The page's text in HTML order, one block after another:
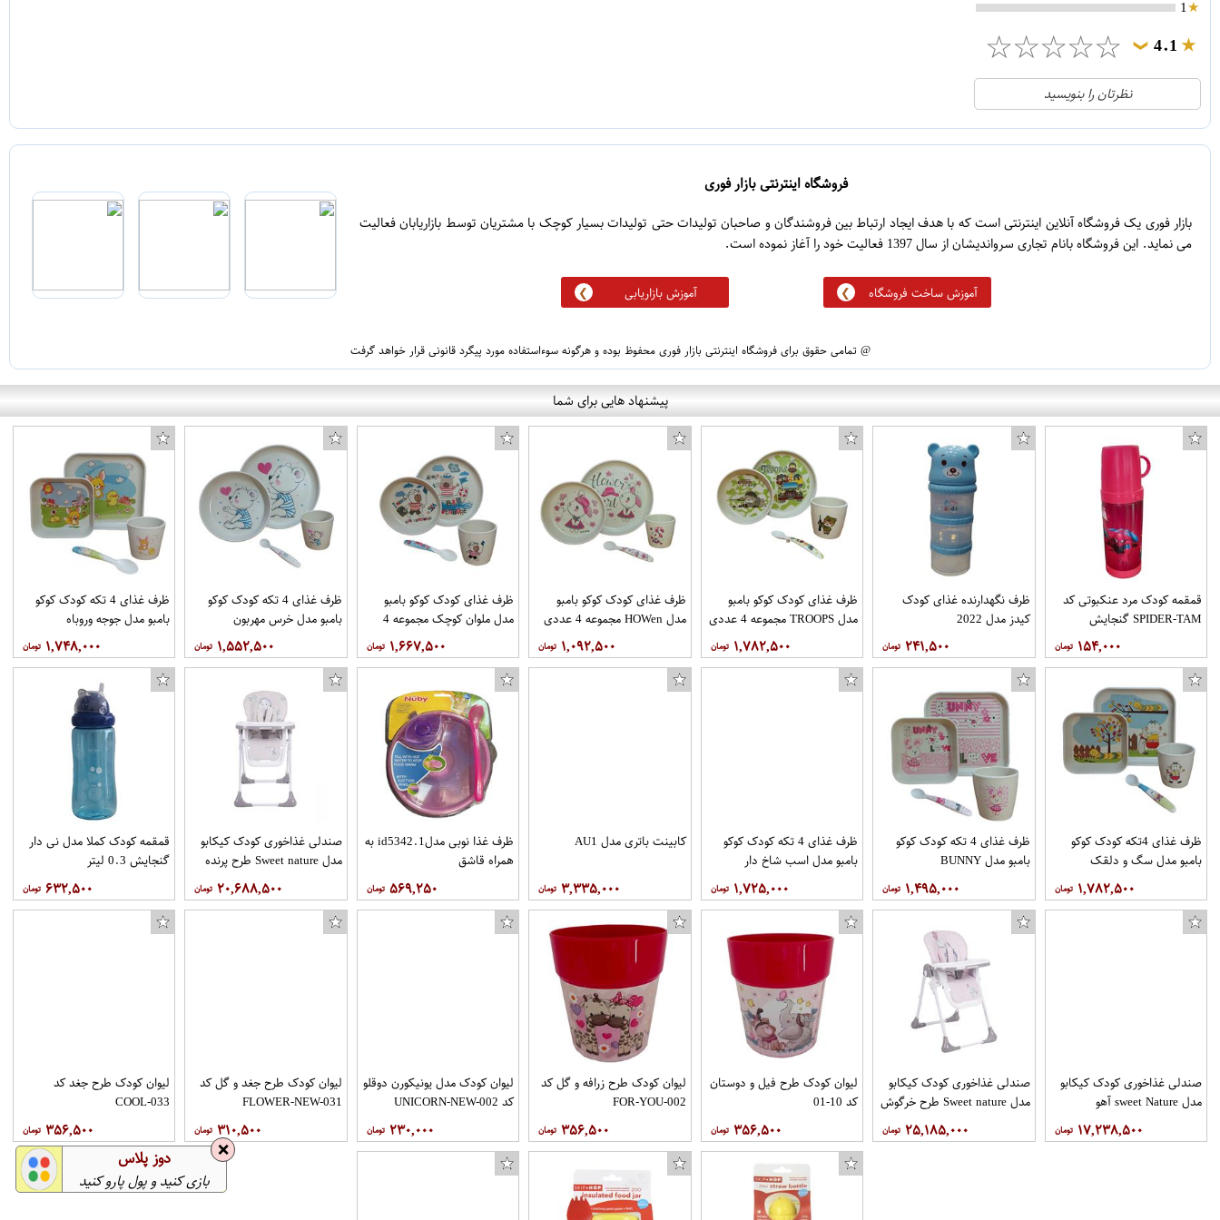
1
4.1
❯
☆
☆
☆
☆
☆
21
3
1
1
5
نظرتان را بنویسید
فروشگاه اینترنتی بازار فوری
بازار فوری یک فروشگاه آنلاین اینترنتی است که با هدف ایجاد ارتباط بین فروشندگان و صاحبان تولیدات حتی تولیدات بسیار کوچک با مشتریان توسط بازاریابان فعالیت
می نماید. این فروشگاه بانام تجاری سرواندیشان از سال 1397 فعالیت خود را آغاز نموده است.
آموزش ساخت فروشگاه آموزش بازاریابی
@ تمامی حقوق برای فروشگاه اینترنتی بازار فوری محفوظ بوده و هرگونه سوءاستفاده مورد پیگرد قانونی قرار خواهد گرفت
پیشنهاد هایی برای شما
قمقمه کودک مرد عنکبوتی کد
SPIDER-TAM گنجایش
۱۵۴,۰۰۰
ظرف نگهدارنده غذای کودک
کیدز مدل 2022
۲۴۱,۵۰۰
ظرف غذای کودک کوکو بامبو
مدل TROOPS مجموعه 4 عددی
۱,۷۸۲,۵۰۰
ظرف غذای کودک کوکو بامبو
مدل HOWen مجموعه 4 عددی
۱,۰۹۲,۵۰۰
ظرف غذای کودک کوکو بامبو
مدل ملوان کوچک مجموعه 4
۱,۶۶۷,۵۰۰
ظرف غذای 4 تکه کودک کوکو
بامبو مدل خرس مهربون
۱,۵۵۲,۵۰۰
ظرف غذای 4 تکه کودک کوکو
بامبو مدل جوجه وروباه
۱,۷۴۸,۰۰۰
ظرف غذای 4تکه کودک کوکو
بامبو مدل سگ و دلقک
۱,۷۸۲,۵۰۰
ظرف غذای 4 تکه کودک کوکو
بامبو مدل BUNNY
۱,۴۹۵,۰۰۰
ظرف غذای 4 تکه کودک کوکو
بامبو مدل اسب شاخ دار
۱,۷۲۵,۰۰۰
کابینت باتری مدل AU1
۳,۳۳۵,۰۰۰
ظرف غذا نوبی مدلid5342.1 به
همراه قاشق
۵۶۹,۲۵۰
صندلی غذاخوری کودک کیکابو
مدل Sweet nature طرح پرنده
۲۰,۶۸۸,۵۰۰
قمقمه کودک کملا مدل نی دار
گنجایش 0.3 لیتر
۶۳۲,۵۰۰
صندلی غذاخوری کودک کیکابو
مدل sweet Nature آهو
۱۷,۲۳۸,۵۰۰
صندلی غذاخوری کودک کیکابو
مدل Sweet nature طرح خرگوش
۲۵,۱۸۵,۰۰۰
لیوان کودک طرح فیل و دوستان
کد 10-01
۳۵۶,۵۰۰
لیوان کودک طرح زرافه و گل کد
FOR-YOU-002
۳۵۶,۵۰۰
لیوان کودک مدل یونیکورن دوقلو
کد UNICORN-NEW-002
۲۳۰,۰۰۰
لیوان کودک طرح جغد و گل کد
FLOWER-NEW-031
۳۱۰,۵۰۰
لیوان کودک طرح جغد کد
COOL-033
۳۵۶,۵۰۰
❌ دوز پلاس
بازی کنید و پول پارو کنید